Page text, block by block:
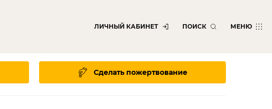
ЛИЧНЫЙ КАБИНЕТ ПОИСК МЕНЮ
Сделать пожертвование